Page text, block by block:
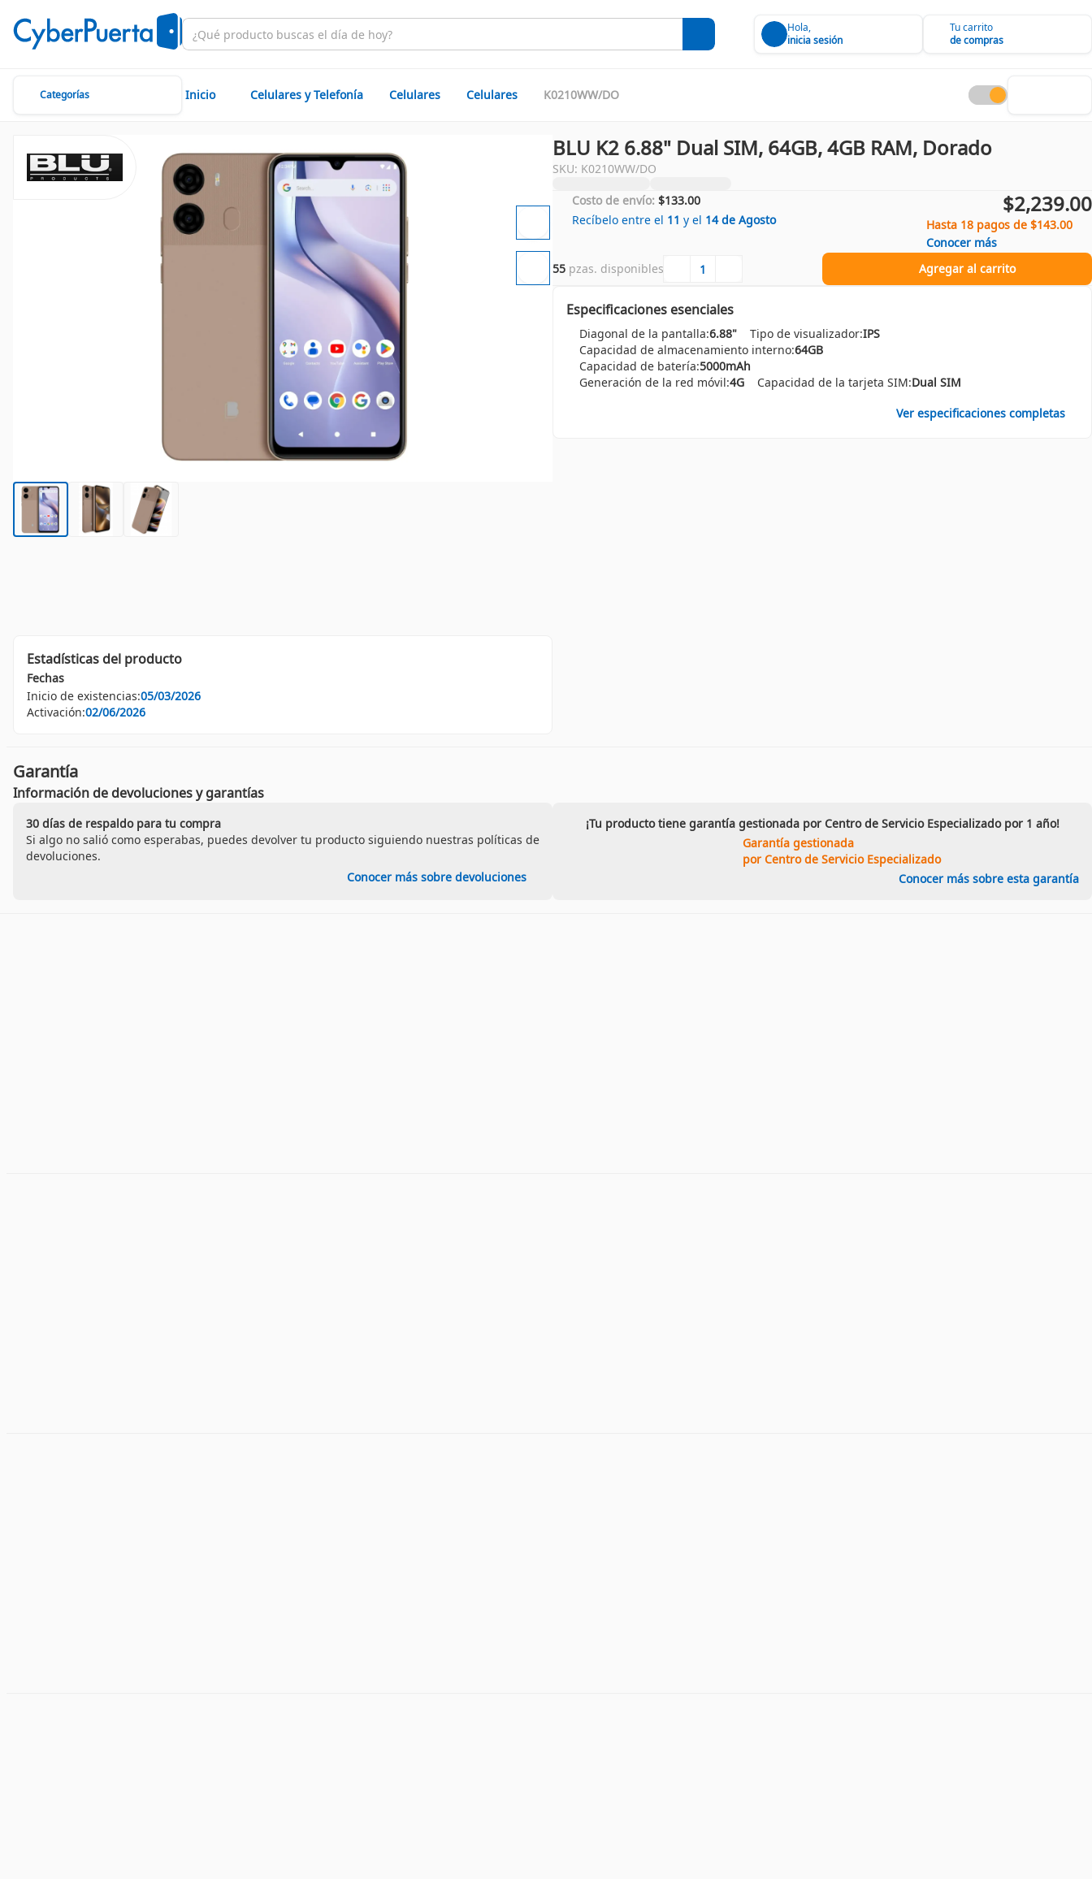
Hola,
inicia sesión
Tu carrito
de compras
Categorías Inicio Celulares y Telefonía Celulares Celulares K0210WW/DO
Estadísticas del producto
Fechas
Inicio de existencias:05/03/2026
Activación:02/06/2026
BLU K2 6.88" Dual SIM, 64GB, 4GB RAM, Dorado
SKU: K0210WW/DO
Costo de envío: $133.00
Recíbelo entre el 11 y el 14 de Agosto
$2,239.00
Hasta 18 pagos de $143.00
Conocer más
55 pzas. disponibles Agregar al carrito
Especificaciones esenciales
Diagonal de la pantalla:6.88" Tipo de visualizador:IPS
Capacidad de almacenamiento interno:64GB
Capacidad de batería:5000mAh
Generación de la red móvil:4G Capacidad de la tarjeta SIM:Dual SIM
Ver especificaciones completas
Garantía
Información de devoluciones y garantías
30 días de respaldo para tu compra
Si algo no salió como esperabas, puedes devolver tu producto siguiendo nuestras políticas de
devoluciones.
Conocer más sobre devoluciones
¡Tu producto tiene garantía gestionada por Centro de Servicio Especializado por 1 año!
Garantía gestionada
por Centro de Servicio Especializado
Conocer más sobre esta garantía